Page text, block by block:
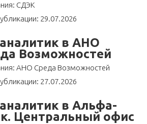
СДЭК
29.07.2026
в АНО
Возможностей
АНО Среда Возможностей
27.07.2026
в Альфа-
Центральный офис